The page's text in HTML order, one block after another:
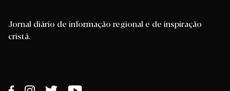
Jornal diário de informação regional e de inspiração
cristã.